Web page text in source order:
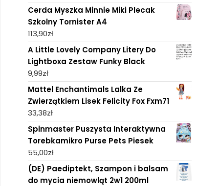
Cerda Myszka Minnie Miki Plecak
Szkolny Tornister A4
113,90zł
A Little Lovely Company Litery Do
Lightboxa Zestaw Funky Black
9,99zł
Mattel Enchantimals Lalka Ze
Zwierzątkiem Lisek Felicity Fox Fxm71
33,38zł
Spinmaster Puszysta Interaktywna
Torebkamikro Purse Pets Piesek
55,00zł
(DE) Paediptekt, Szampon i balsam
do mycia niemowląt 2w1 200ml